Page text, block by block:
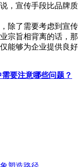
，宣传手段比品牌
除了需要考虑到宣
宗旨相背离的话，
能够为企业提供良
要注意哪些问题？